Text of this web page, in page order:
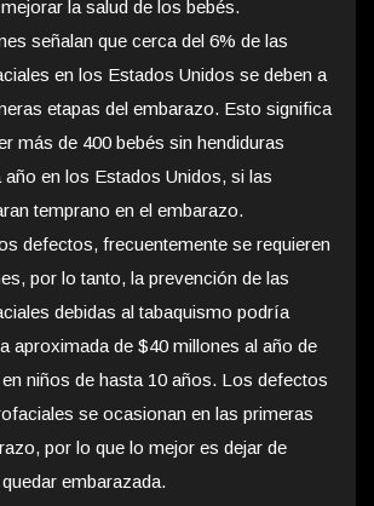
la salud de los bebés.
señalan que cerca del 6% de las
en los Estados Unidos se deben a
etapas del embarazo. Esto significa
más de 400 bebés sin hendiduras
en los Estados Unidos, si las
temprano en el embarazo.
defectos, frecuentemente se requieren
por lo tanto, la prevención de las
debidas al tabaquismo podría
aproximada de $40 millones al año de
niños de hasta 10 años. Los defectos
se ocasionan en las primeras
por lo que lo mejor es dejar de
embarazada.